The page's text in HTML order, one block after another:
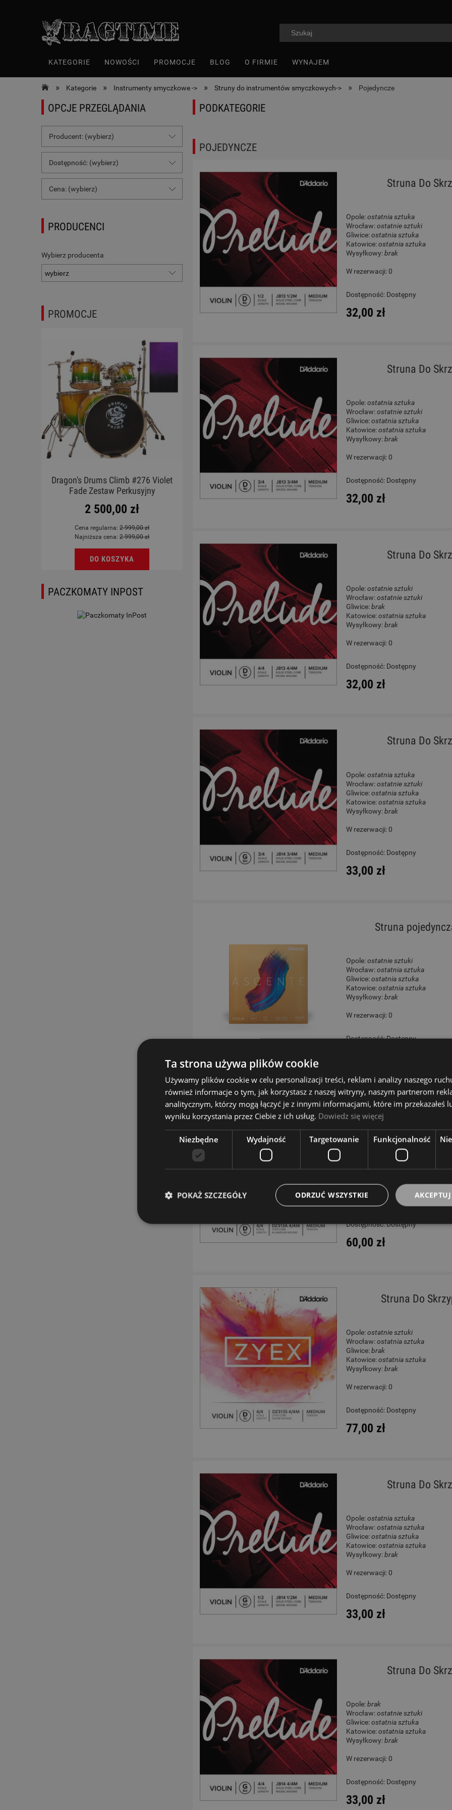
KATEGORIE NOWOŚCI PROMOCJE BLOG O FIRMIE WYNAJEM
» Kategorie » Instrumenty smyczkowe -> » Struny do instrumentów smyczkowych-> » Pojedyncze
OPCJE PRZEGLĄDANIA
Producent: (wybierz)
Dostępność: (wybierz)
Cena: (wybierz)
PRODUCENCI
Wybierz producenta
PROMOCJE
Dragon's Drums Climb #276 Violet
Fade Zestaw Perkusyjny
2 500,00 zł
Cena regularna: 2 999,00 zł
Najniższa cena: 2 999,00 zł
DO KOSZYKA
Gitara Klasyczna 4/4 - Kremona
F65C Fiesta Guitar
DO KOSZYKA
Ukulele - Chateau
DO KOSZYKA
PACZKOMATY INPOST
PODKATEGORIE
POJEDYNCZE
Struna Do
Opole:ostatnia sztuka
Wrocław:ostatnie sztuki
Gliwice:ostatnia sztuka
Katowice:ostatnia sztuka
Wysyłkowy:brak
W rezerwacji: 0
Dostępność: Dostępny
32,00 zł
Struna Do
Opole:ostatnia sztuka
Wrocław:ostatnie sztuki
Gliwice:ostatnia sztuka
Katowice:ostatnia sztuka
Wysyłkowy:brak
W rezerwacji: 0
Dostępność: Dostępny
32,00 zł
Struna Do
Opole:ostatnie sztuki
Wrocław:ostatnie sztuki
Gliwice:brak
Katowice:ostatnia sztuka
Wysyłkowy:brak
W rezerwacji: 0
Dostępność: Dostępny
32,00 zł
Struna Do
Opole:ostatnia sztuka
Wrocław:ostatnie sztuki
Gliwice:ostatnia sztuka
Katowice:ostatnia sztuka
Wysyłkowy:brak
W rezerwacji: 0
Dostępność: Dostępny
33,00 zł
Struna
Opole:ostatnie sztuki
Wrocław:ostatnia sztuka
Gliwice:ostatnia sztuka
Katowice:ostatnia sztuka
Wysyłkowy:brak
W rezerwacji: 0
Dostępność:Dostępny
Struna Do
Wysyłkowy:
W rezerwacji: 0
Dostępność:Dostępny
60,00 zł
Struna Do
Opole:ostatnie sztuki
Wrocław:ostatnia sztuka
Gliwice:brak
Katowice:ostatnia sztuka
Wysyłkowy:brak
W rezerwacji: 0
Dostępność: Dostępny
77,00 zł
Struna Do
Opole:ostatnia sztuka
Wrocław:ostatnia sztuka
Gliwice:ostatnia sztuka
Katowice:ostatnia sztuka
Wysyłkowy:brak
W rezerwacji: 0
Dostępność: Dostępny
33,00 zł
Struna Do
Opole:brak
Wrocław:ostatnie sztuki
Gliwice:ostatnia sztuka
Katowice:ostatnia sztuka
Wysyłkowy:brak
W rezerwacji: 0
Dostępność: Dostępny
33,00 zł
Ta strona używa plików cookie
Używamy plików cookie w celu personalizacji treści, reklam i analizy naszego
również informacje o tym, jak korzystasz z naszej witryny, naszym partnerom
analitycznym, którzy mogą łączyć je z innymi informacjami, które im przekazałeś
wyniku korzystania przez Ciebie z ich usług. Dowiedz się więcej
Niezbędne Wydajność Targetowanie Funkcjonalność
ODRZUĆ WSZYSTKIE
POKAŻ SZCZEGÓŁY